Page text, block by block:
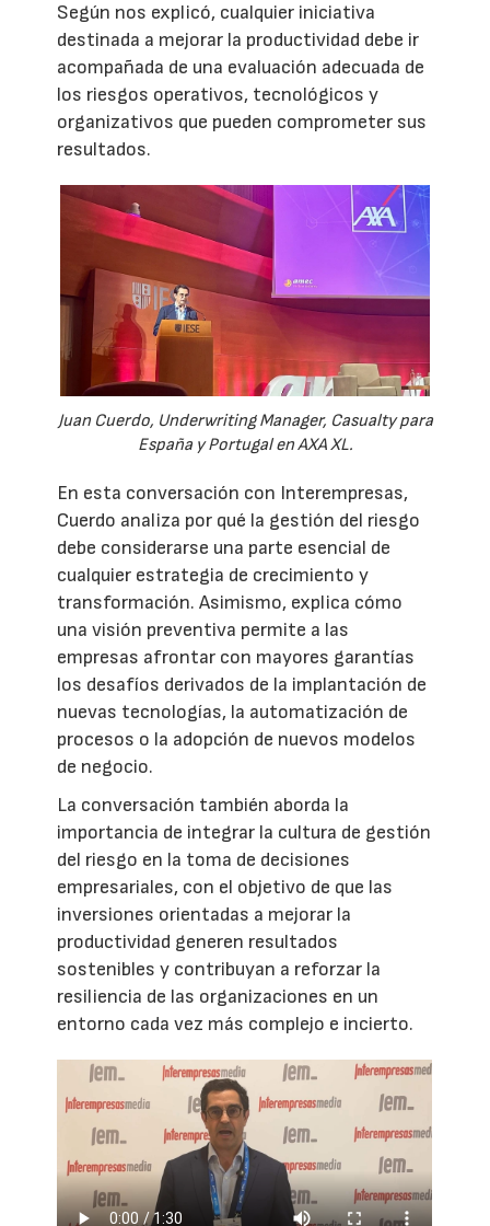
Según nos explicó, cualquier iniciativa
destinada a mejorar la productividad debe ir
acompañada de una evaluación adecuada de
los riesgos operativos, tecnológicos y
organizativos que pueden comprometer sus
resultados.
Juan Cuerdo, Underwriting Manager, Casualty para
España y Portugal en AXA XL.
En esta conversación con Interempresas,
Cuerdo analiza por qué la gestión del riesgo
debe considerarse una parte esencial de
cualquier estrategia de crecimiento y
transformación. Asimismo, explica cómo
una visión preventiva permite a las
empresas afrontar con mayores garantías
los desafíos derivados de la implantación de
nuevas tecnologías, la automatización de
procesos o la adopción de nuevos modelos
de negocio.
La conversación también aborda la
importancia de integrar la cultura de gestión
del riesgo en la toma de decisiones
empresariales, con el objetivo de que las
inversiones orientadas a mejorar la
productividad generen resultados
sostenibles y contribuyan a reforzar la
resiliencia de las organizaciones en un
entorno cada vez más complejo e incierto.